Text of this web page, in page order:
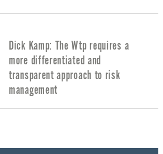
Dick Kamp: The Wtp requires a
more differentiated and
transparent approach to risk
management